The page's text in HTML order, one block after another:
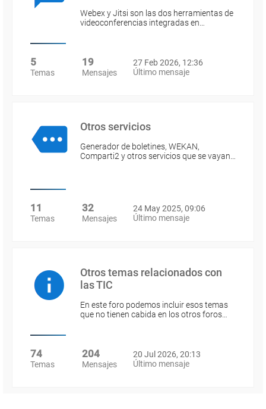
Webex y Jitsi son las dos herramientas de
videoconferencias integradas en…
5
Temas
19
Mensajes
27 Feb 2026, 12:36
Último mensaje
Otros servicios
Generador de boletines, WEKAN,
Comparti2 y otros servicios que se vayan…
11
Temas
32
Mensajes
24 May 2025, 09:06
Último mensaje
Otros temas relacionados con
las TIC
En este foro podemos incluir esos temas
que no tienen cabida en los otros foros…
74
Temas
204
Mensajes
20 Jul 2026, 20:13
Último mensaje